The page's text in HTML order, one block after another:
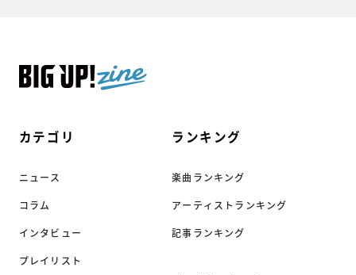
カテゴリ
ニュース
コラム
インタビュー
プレイリスト
ランキング
楽曲ランキング
アーティストランキング
記事ランキング